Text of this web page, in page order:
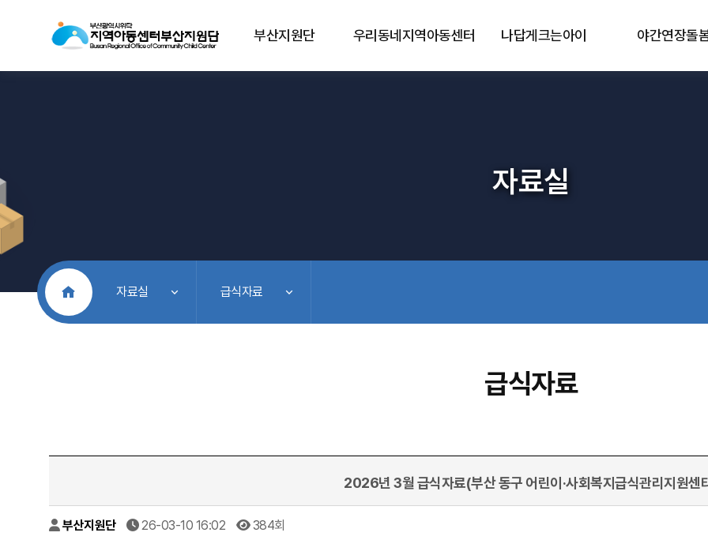
부산지원단 우리동네지역아동센터 나답게크는아이 야간연장돌
자료실
처음으로자료실 급식자료
급식자료
2026년 3월 급식자료(부산 동구 어린이·사회복지급식관리지원센
부산지원단 26-03-10 16:02 384회